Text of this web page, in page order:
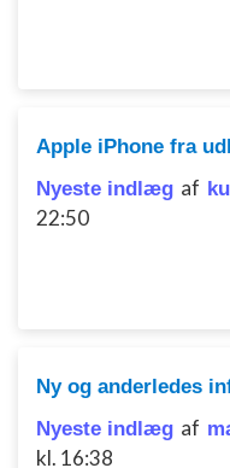
Apple iPhone fra
Nyeste indlæg af
22:50
Ny og anderledes
Nyeste indlæg af
kl. 16:38